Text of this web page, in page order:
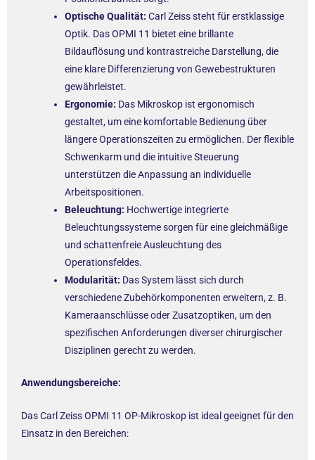
Optische Qualität: Carl Zeiss steht für erstklassige
Optik. Das OPMI 11 bietet eine brillante
Bildauflösung und kontrastreiche Darstellung, die
eine klare Differenzierung von Gewebestrukturen
gewährleistet.
Ergonomie: Das Mikroskop ist ergonomisch
gestaltet, um eine komfortable Bedienung über
längere Operationszeiten zu ermöglichen. Der flexible
Schwenkarm und die intuitive Steuerung
unterstützen die Anpassung an individuelle
Arbeitspositionen.
Beleuchtung: Hochwertige integrierte
Beleuchtungssysteme sorgen für eine gleichmäßige
und schattenfreie Ausleuchtung des
Operationsfeldes.
Modularität: Das System lässt sich durch
verschiedene Zubehörkomponenten erweitern, z. B.
Kameraanschlüsse oder Zusatzoptiken, um den
spezifischen Anforderungen diverser chirurgischer
Disziplinen gerecht zu werden.
Anwendungsbereiche:
Das Carl Zeiss OPMI 11 OP-Mikroskop ist ideal geeignet für den
Einsatz in den Bereichen: